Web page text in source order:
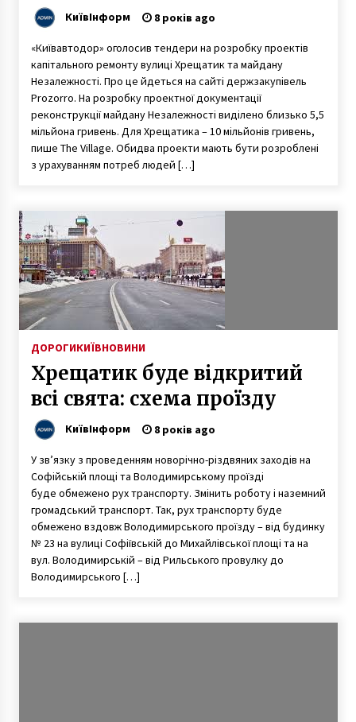
КиївІнформ 8 років ago
«Київавтодор» оголосив тендери на розробку проектів
капітального ремонту вулиці Хрещатик та майдану
Незалежності. Про це йдеться на сайті держзакупівель
Prozorro. На розробку проектної документації
реконструкції майдану Незалежності виділено близько 5,5
мільйона гривень. Для Хрещатика – 10 мільйонів гривень,
пише The Village. Обидва проекти мають бути розроблені
з урахуванням потреб людей […]
ДОРОГИКИЇВНОВИНИ
Хрещатик буде відкритий
всі свята: схема проїзду
КиївІнформ 8 років ago
У зв’язку з проведенням новорічно-різдвяних заходів на
Софійській площі та Володимирському проїзді
буде обмежено рух транспорту. Змінить роботу і наземний
громадський транспорт. Так, рух транспорту буде
обмежено вздовж Володимирського проїзду – від будинку
№ 23 на вулиці Софіївській до Михайлівської площі та на
вул. Володимирській – від Рильського провулку до
Володимирського […]